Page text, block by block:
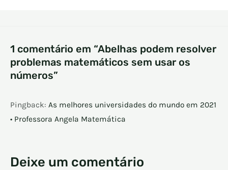
1 comentário em “Abelhas podem resolver
problemas matemáticos sem usar os
números”
Pingback: As melhores universidades do mundo em 2021
• Professora Angela Matemática
Deixe um comentário